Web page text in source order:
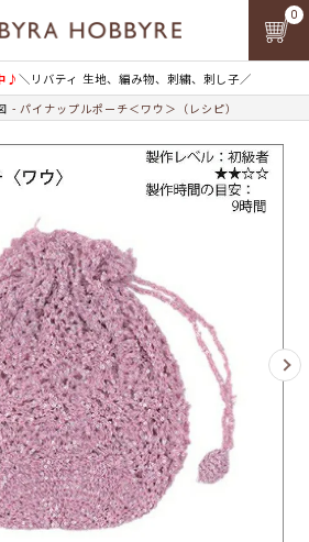
♪＼リバティ 生地、編み物、刺繍、刺し子／
0
パイナップルポーチ＜ワウ＞（レシピ）